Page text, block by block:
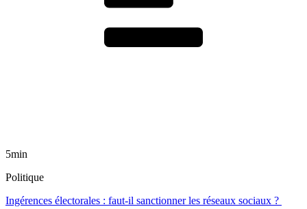
5min
Politique
Ingérences électorales : faut-il sanctionner les réseaux sociaux ?